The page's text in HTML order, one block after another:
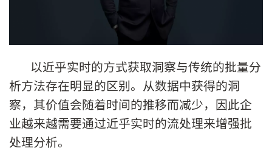
以近乎实时的方式获取洞察与传统的批量分
析方法存在明显的区别。从数据中获得的洞
察，其价值会随着时间的推移而减少，因此企
业越来越需要通过近乎实时的流处理来增强批
处理分析。